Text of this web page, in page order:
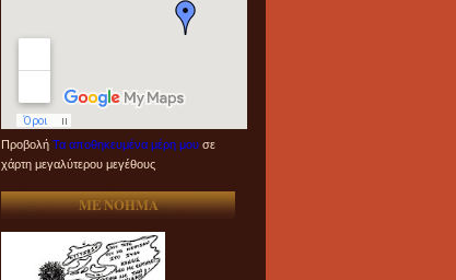
Προβολή Τα αποθηκευμένα μέρη μου σε
χάρτη μεγαλύτερου μεγέθους
ME NOHMA